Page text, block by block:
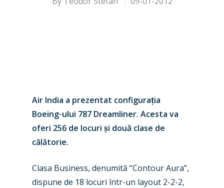
Air India a prezentat configurația
Boeing-ului 787 Dreamliner. Acesta va
oferi 256 de locuri și două clase de
călătorie.
Clasa Business, denumită “Contour Aura”,
dispune de 18 locuri într-un layout 2-2-2,